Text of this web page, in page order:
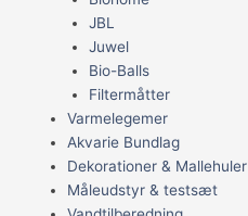
JBL
Juwel
Bio-Balls
Filtermåtter
Varmelegemer
Akvarie Bundlag
Dekorationer & Mallehuler
Måleudstyr & testsæt